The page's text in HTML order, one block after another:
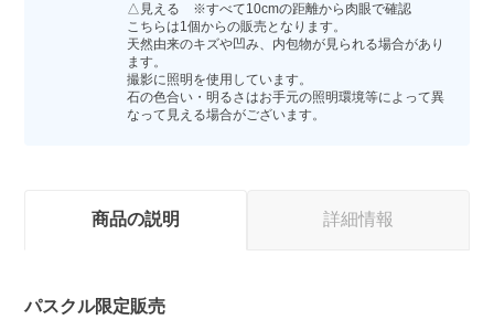
△見える ※すべて10cmの距離から肉眼で確認
こちらは1個からの販売となります。
天然由来のキズや凹み、内包物が見られる場合があり
ます。
撮影に照明を使用しています。
石の色合い・明るさはお手元の照明環境等によって異
なって見える場合がございます。
商品の説明 詳細情報
パスクル限定販売